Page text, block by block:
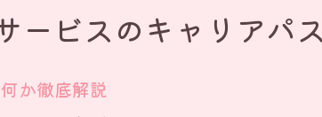
デイサービス加算取得に必要な令和7年度要件
放課後等デイサービス処遇改善加算最新動向
のための放課後等デイサービス制度改正対策
デイサービス加算算定率最大化の取り組み事例
ービスのキャリアパ
か徹底解説